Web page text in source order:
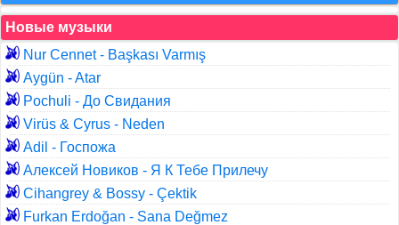
Новые музыки
Nur Cennet - Başkası Varmış
Aygün - Atar
Pochuli - До Свидания
Virüs & Cyrus - Neden
Adil - Госпожа
Алексей Новиков - Я К Тебе Прилечу
Cihangrey & Bossy - Çektik
Furkan Erdoğan - Sana Değmez